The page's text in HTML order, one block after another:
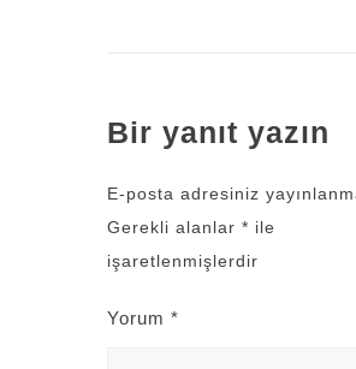
Bir yanıt yazın
E-posta adresiniz
Gerekli alanlar * ile
işaretlenmişlerdir
Yorum *